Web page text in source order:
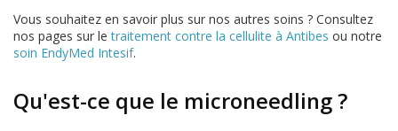
Vous souhaitez en savoir plus sur nos autres soins ? Consultez
nos pages sur letraitement contre la cellulite à Antibes ou notre
soin EndyMed Intesif.
Qu'est-ce que le microneedling ?